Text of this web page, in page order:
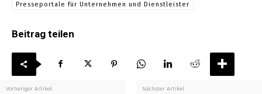
Presseportale für Unternehmen und Dienstleister
Beitrag teilen
Vorheriger Artikel Nächster Artikel